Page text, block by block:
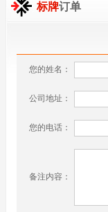
标牌订单
您的姓名：
公司地址：
您的电话：
备注内容：